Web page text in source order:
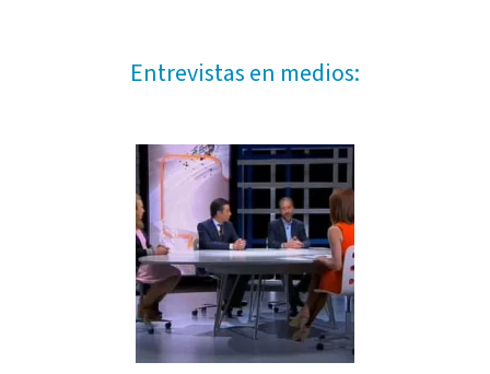
Entrevistas en medios: